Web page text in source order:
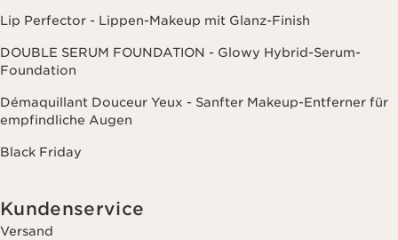
Lip Perfector - Lippen-Makeup mit Glanz-Finish
DOUBLE SERUM FOUNDATION - Glowy Hybrid-Serum-
Foundation
Démaquillant Douceur Yeux - Sanfter Makeup-Entferner für
empfindliche Augen
Black Friday
Kundenservice
Versand